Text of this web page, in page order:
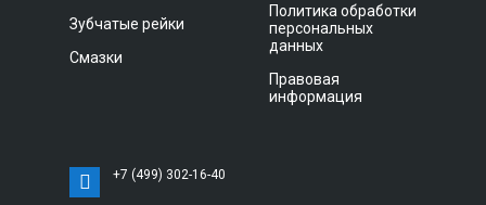
Зубчатые рейки
Смазки
Политика обработки
персональных
данных
Правовая
информация
+7 (499) 302-16-40